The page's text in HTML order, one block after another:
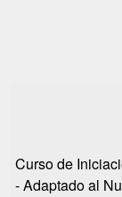
Curso de
- Adaptado al